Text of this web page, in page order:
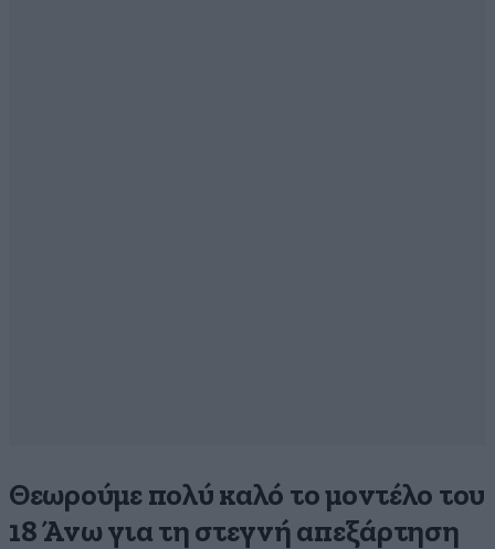
Θεωρούμε πολύ καλό το μοντέλο του
18 Άνω για τη στεγνή απεξάρτηση